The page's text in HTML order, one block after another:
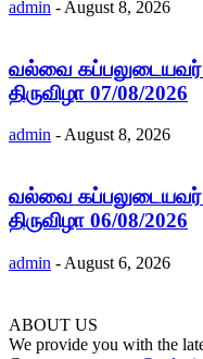
admin - August 8, 2026
வல்வை
திருவிழா 07/08/2026
admin - August 8, 2026
வல்வை
திருவிழா 06/08/2026
admin - August 6, 2026
ABOUT US
We provide you with the